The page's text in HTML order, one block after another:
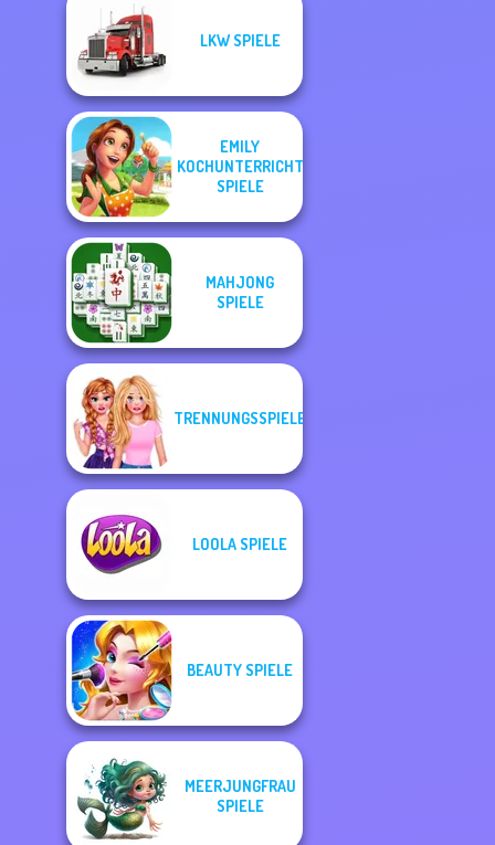
LKW SPIELE
EMILY
KOCHUNTERRICHT
SPIELE
MAHJONG
SPIELE
TRENNUNGSSPIELE
LOOLA SPIELE
BEAUTY SPIELE
MEERJUNGFRAU
SPIELE